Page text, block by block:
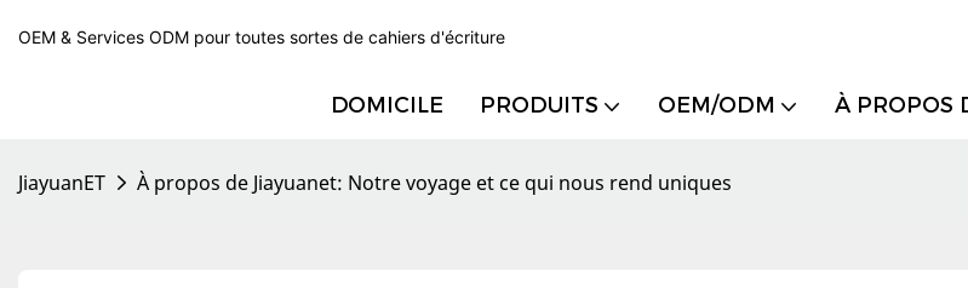
OEM & Services ODM pour toutes sortes de cahiers d'écriture
DOMICILE PRODUITS OEM/ODM À PROPOS
JiayuanET À propos de Jiayuanet: Notre voyage et ce qui nous rend uniques